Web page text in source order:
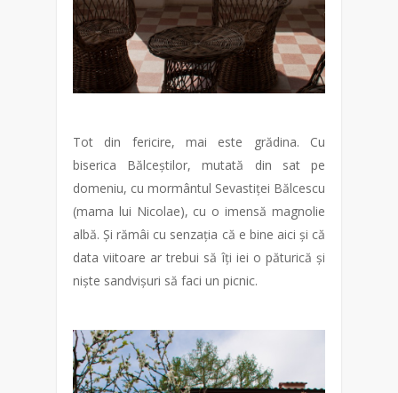
Tot din fericire, mai este grădina. Cu
biserica Bălceștilor, mutată din sat pe
domeniu, cu mormântul Sevastiței Bălcescu
(mama lui Nicolae), cu o imensă magnolie
albă. Și rămâi cu senzația că e bine aici și că
data viitoare ar trebui să îți iei o păturică și
niște sandvișuri să faci un picnic.